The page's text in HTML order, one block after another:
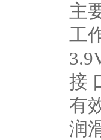
主
工
接
有
润